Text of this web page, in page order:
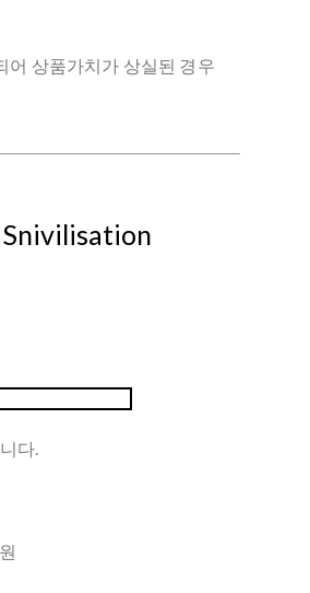
어 상품가치가 상실된 경우
다.